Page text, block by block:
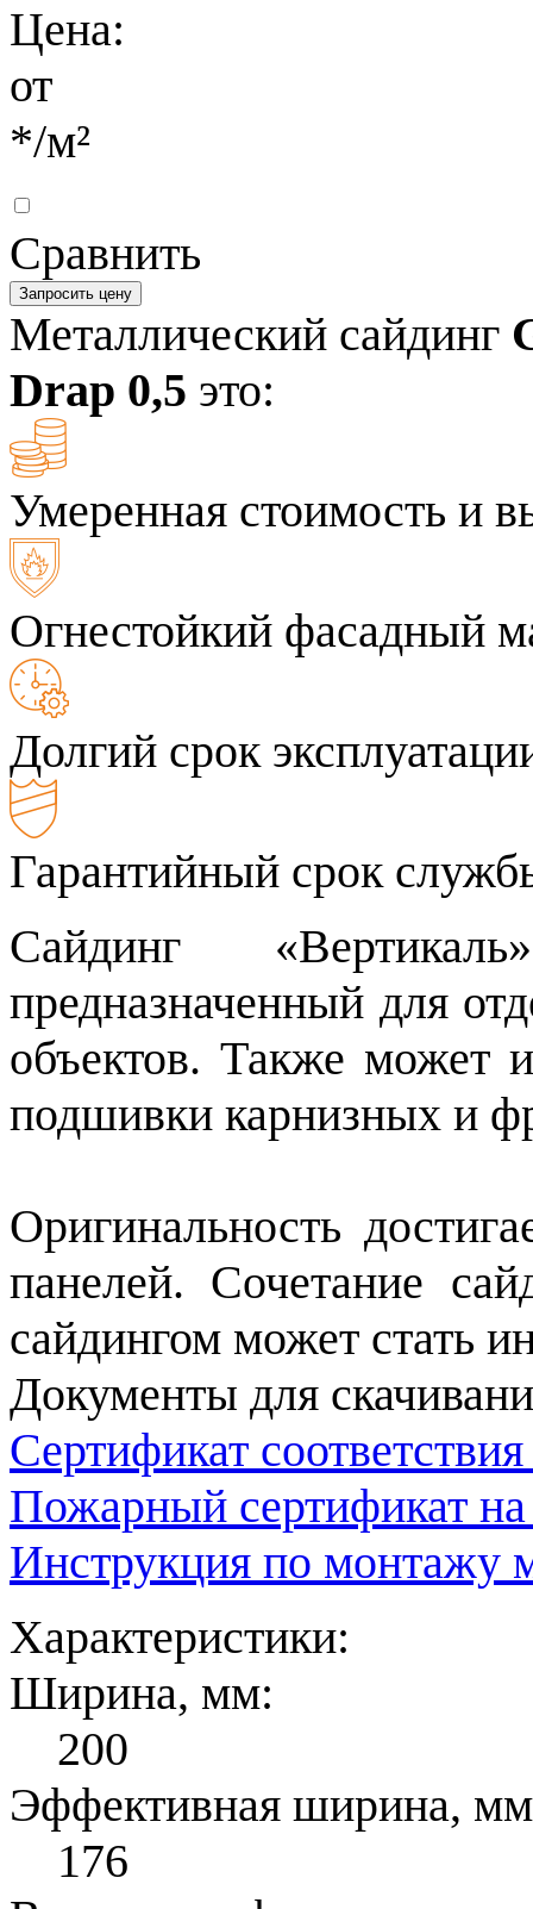
Цена:
от
*/м²
Сравнить
Запросить цену
Металлический сайдинг
Drap 0,5 это:
Умеренная стоимость и
Огнестойкий фасадный
Долгий срок
Гарантийный срок
Сайдинг
предназначенный для
объектов. Также может
подшивки карнизных и
Оригинальность
панелей. Сочетание
сайдингом может стать
Документы для
Сертификат
Пожарный сертификат
Инструкция по монтажу
Характеристики:
Ширина, мм:
200
Эффективная ширина,
176